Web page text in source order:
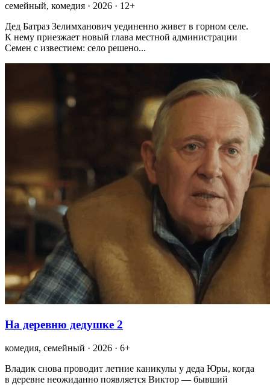
семейный, комедия · 2026 · 12+
Дед Батраз Зелимханович уединенно живет в горном селе.
К нему приезжает новый глава местной администрации
Семен с известием: село решено...
На деревню дедушке 2
комедия, семейный · 2026 · 6+
Владик снова проводит летние каникулы у деда Юры, когда
в деревне неожиданно появляется Виктор — бывший